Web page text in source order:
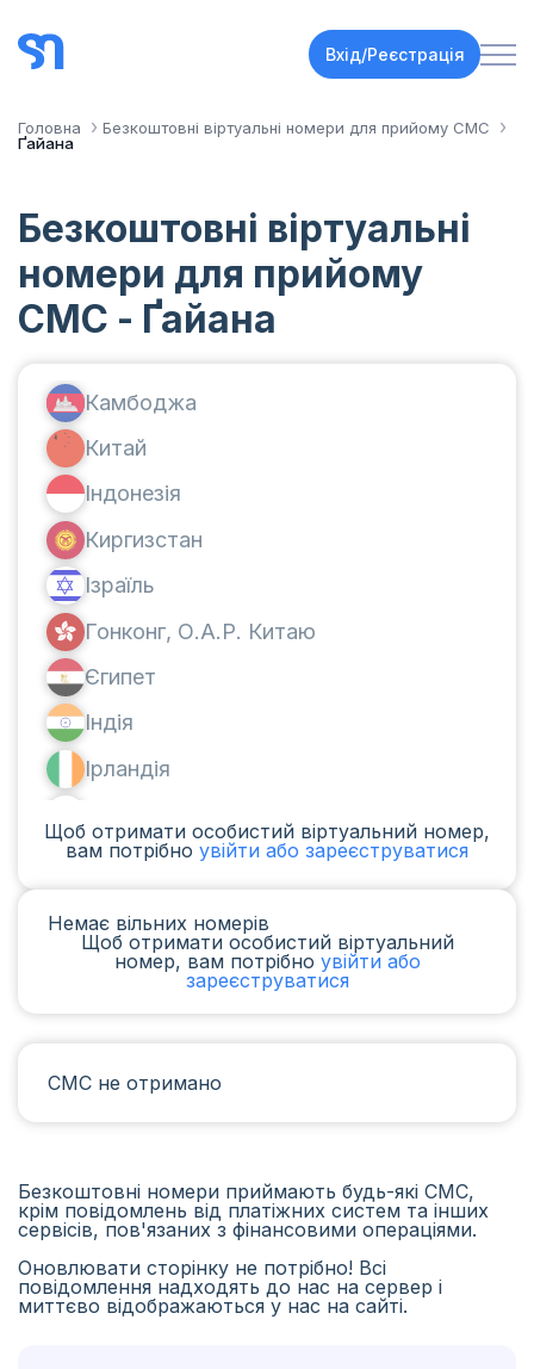
Вхід/Реєстрація
Головна
Безкоштовні віртуальні номери для прийому СМС
Ґайана
Безкоштовні віртуальні
номери для прийому
СМС - Ґайана
Камбоджа
Китай
Індонезія
Киргизстан
Ізраїль
Гонконг, О.А.Р. Китаю
Єгипет
Індія
Ірландія
Аргентина
Чад
Іран
Бангладеш
Чехія
Гвінея
Ефіопія
Щоб отримати особистий віртуальний номер,
вам потрібно увійти або зареєструватися
Немає вільних номерів
Щоб отримати особистий віртуальний
номер, вам потрібно увійти або
зареєструватися
СМС не отримано
Безкоштовні номери приймають будь-які СМС,
крім повідомлень від платіжних систем та інших
сервісів, пов'язаних з фінансовими операціями.
Оновлювати сторінку не потрібно! Всі
повідомлення надходять до нас на сервер і
миттєво відображаються у нас на сайті.